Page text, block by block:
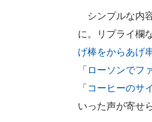
シンプルな内
に。リプライ欄
げ棒をからあげ
「 ローソンでフ
「 コーヒーのサ
いった声が寄せ